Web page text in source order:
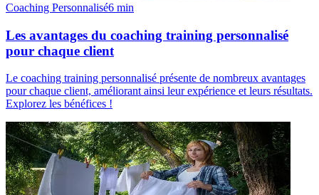
Coaching Personnalisé6 min
Les avantages du coaching training personnalisé
pour chaque client
Le coaching training personnalisé présente de nombreux avantages
pour chaque client, améliorant ainsi leur expérience et leurs résultats.
Explorez les bénéfices !